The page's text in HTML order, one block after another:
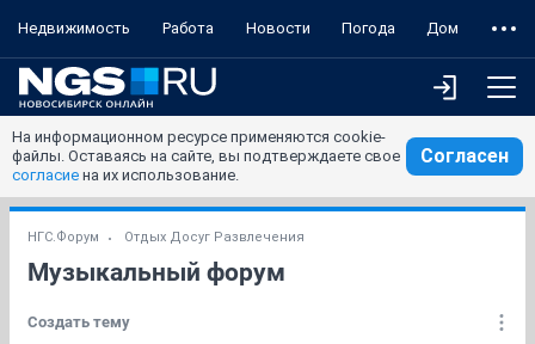
Недвижимость Работа Новости Погода Дом
На информационном ресурсе применяются cookie-
файлы. Оставаясь на сайте, вы подтверждаете свое
согласие на их использование.
Согласен
НГС.Форум Отдых Досуг Развлечения
Музыкальный форум
Создать тему